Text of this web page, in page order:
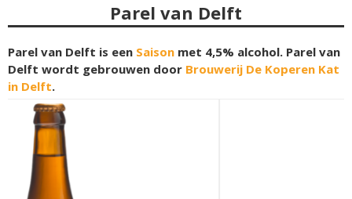
Parel van Delft
Parel van Delft is een Saison met 4,5% alcohol. Parel van
Delft wordt gebrouwen door Brouwerij De Koperen Kat
in Delft.